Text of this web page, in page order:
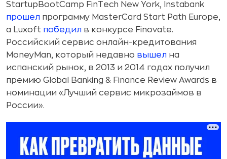
StartupBootCamp FinTech New York, Instabank
прошел программу MasterCard Start Path Europe,
а Luxoft победил в конкурсе Finovate.
Российский сервис онлайн-кредитования
MoneyMan, который недавно вышел на
испанский рынок, в 2013 и 2014 годах получил
премию Global Banking & Finance Review Awards в
номинации «Лучший сервис микрозаймов в
России».